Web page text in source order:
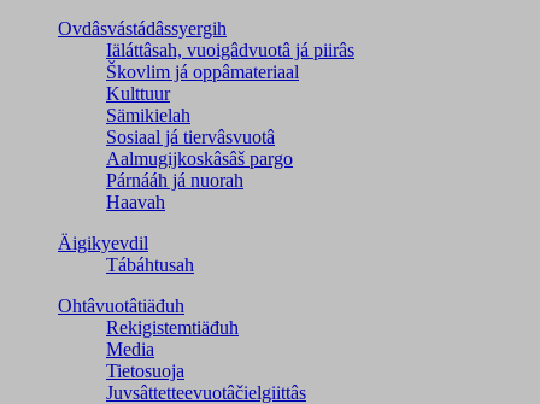
Ovdâsvástádâssyergih
Iäláttâsah, vuoigâdvuotâ já piirâs
Škovlim já oppâmateriaal
Kulttuur
Sämikielah
Sosiaal já tiervâsvuotâ
Aalmugijkoskâsâš pargo
Párnááh já nuorah
Haavah
Äigikyevdil
Tábáhtusah
Ohtâvuotâtiäđuh
Rekigistemtiäđuh
Media
Tietosuoja
Juvsâttetteevuotâčielgiittâs